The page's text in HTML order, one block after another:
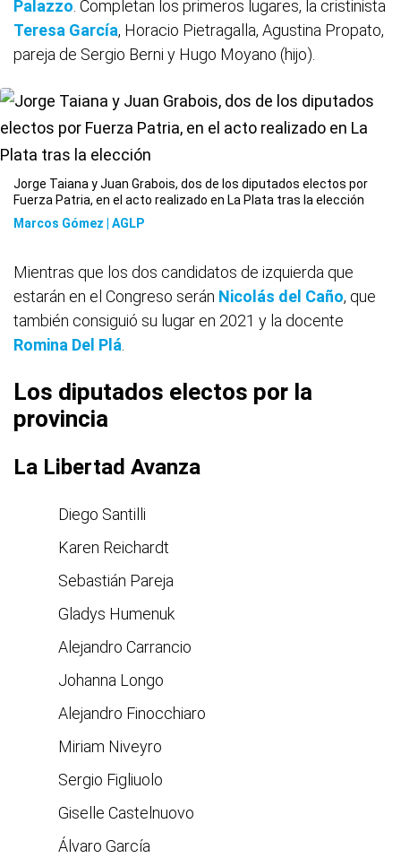
Palazzo . Completan los primeros lugares, la cristinista
Teresa García, Horacio Pietragalla, Agustina Propato,
pareja de Sergio Berni y Hugo Moyano (hijo).
Jorge Taiana y Juan Grabois, dos de los diputados electos por
Fuerza Patria, en el acto realizado en La Plata tras la elección
Marcos Gómez | AGLP
Mientras que los dos candidatos de izquierda que
estarán en el Congreso serán Nicolás del Caño, que
también consiguió su lugar en 2021 y la docente
Romina Del Plá
Los diputados electos por la
provincia
La Libertad Avanza
Diego Santilli
Karen Reichardt
Sebastián Pareja
Gladys Humenuk
Alejandro Carrancio
Johanna Longo
Alejandro Finocchiaro
Miriam Niveyro
Sergio Figliuolo
Giselle Castelnuovo
Álvaro García